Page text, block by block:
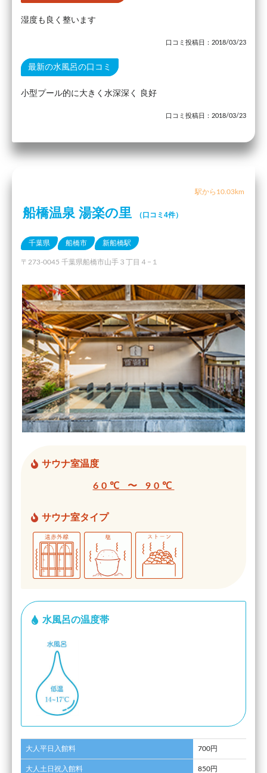
湿度も良く整います
口コミ投稿日：2018/03/23
最新の水風呂の口コミ
小型プール的に大きく水深深く 良好
口コミ投稿日：2018/03/23
駅から10.03km
船橋温泉 湯楽の里 （口コミ4件）
千葉県 船橋市 新船橋駅
〒273-0045 千葉県船橋市山手３丁目４−１
サウナ室温度
60℃ 〜 90℃
サウナ室タイプ
水風呂の温度帯
大人平日入館料 700円
大人土日祝入館料 850円